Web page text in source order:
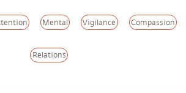
Mental Vigilance Compassion
Relations